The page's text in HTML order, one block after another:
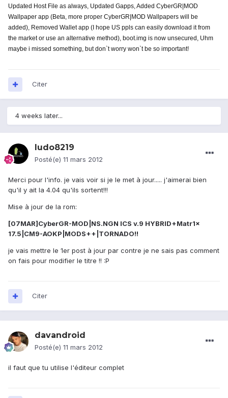
Updated Host File as always, Updated Gapps, Added CyberGR|MOD
Wallpaper app (Beta, more proper CyberGR|MOD Wallpapers will be
added), Removed Wallet app (I hope US ppls can easily download it from
the market or use an alternative method), boot.img is now unsecured, Uhm
maybe i missed something, but don`t worry won`t be so important!
Citer
4 weeks later...
ludo8219
Posté(e) 11 mars 2012
Merci pour l'info. je vais voir si je le met à jour..... j'aimerai bien
qu'il y ait la 4.04 qu'ils sortent!!!
Mise à jour de la rom:
[07MAR]CyberGR-MOD|NS.NGN ICS v.9 HYBRID+Matr1x
17.5|CM9-AOKP|MODS++|TORNADO!!
je vais mettre le 1er post à jour par contre je ne sais pas comment
on fais pour modifier le titre !! :P
Citer
davandroid
Posté(e) 11 mars 2012
il faut que tu utilise l'éditeur complet